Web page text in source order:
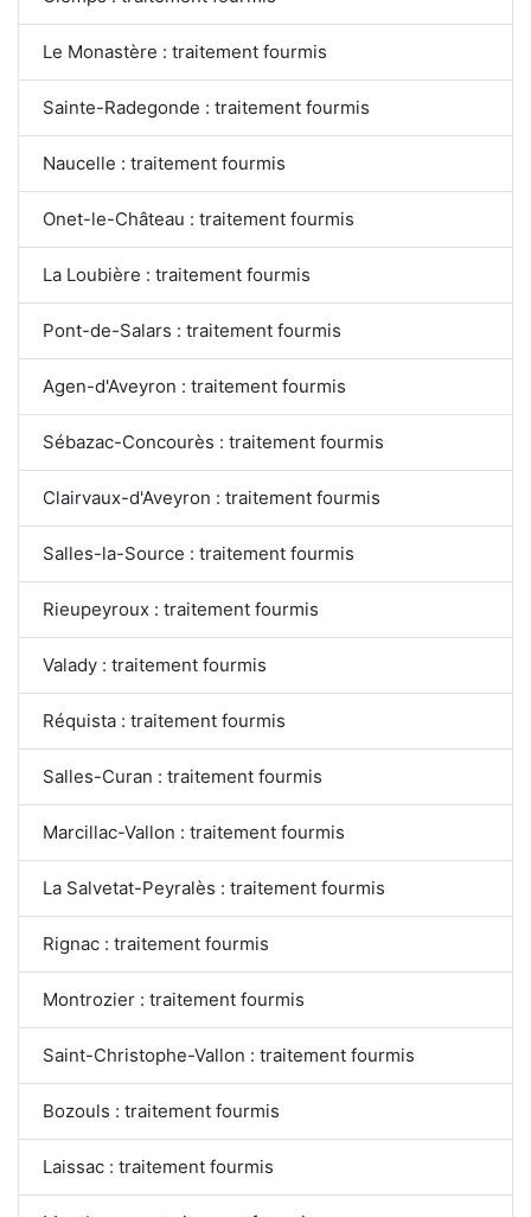
Le Monastère : traitement fourmis
Sainte-Radegonde : traitement fourmis
Naucelle : traitement fourmis
Onet-le-Château : traitement fourmis
La Loubière : traitement fourmis
Pont-de-Salars : traitement fourmis
Agen-d'Aveyron : traitement fourmis
Sébazac-Concourès : traitement fourmis
Clairvaux-d'Aveyron : traitement fourmis
Salles-la-Source : traitement fourmis
Rieupeyroux : traitement fourmis
Valady : traitement fourmis
Réquista : traitement fourmis
Salles-Curan : traitement fourmis
Marcillac-Vallon : traitement fourmis
La Salvetat-Peyralès : traitement fourmis
Rignac : traitement fourmis
Montrozier : traitement fourmis
Saint-Christophe-Vallon : traitement fourmis
Bozouls : traitement fourmis
Laissac : traitement fourmis